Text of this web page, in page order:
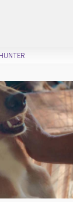
HUNTER